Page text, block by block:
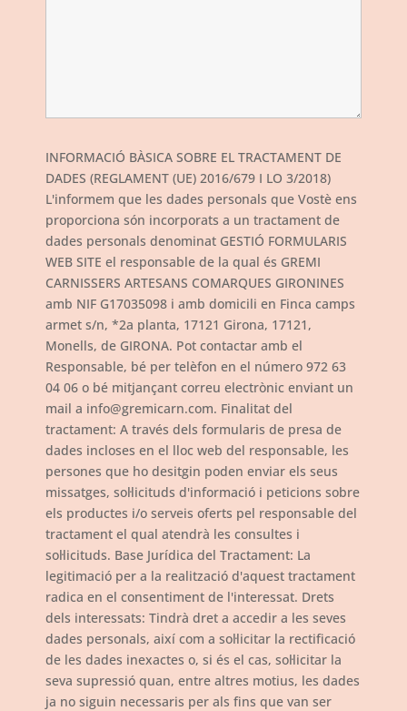
INFORMACIÓ BÀSICA SOBRE EL TRACTAMENT DE
DADES (REGLAMENT (UE) 2016/679 I LO 3/2018)
L'informem que les dades personals que Vostè ens
proporciona són incorporats a un tractament de
dades personals denominat GESTIÓ FORMULARIS
WEB SITE el responsable de la qual és GREMI
CARNISSERS ARTESANS COMARQUES GIRONINES
amb NIF G17035098 i amb domicili en Finca camps
armet s/n, *2a planta, 17121 Girona, 17121,
Monells, de GIRONA. Pot contactar amb el
Responsable, bé per telèfon en el número 972 63
04 06 o bé mitjançant correu electrònic enviant un
mail a info@gremicarn.com. Finalitat del
tractament: A través dels formularis de presa de
dades incloses en el lloc web del responsable, les
persones que ho desitgin poden enviar els seus
missatges, sol·licituds d'informació i peticions sobre
els productes i/o serveis oferts pel responsable del
tractament el qual atendrà les consultes i
sol·licituds. Base Jurídica del Tractament: La
legitimació per a la realització d'aquest tractament
radica en el consentiment de l'interessat. Drets
dels interessats: Tindrà dret a accedir a les seves
dades personals, així com a sol·licitar la rectificació
de les dades inexactes o, si és el cas, sol·licitar la
seva supressió quan, entre altres motius, les dades
ja no siguin necessaris per als fins que van ser